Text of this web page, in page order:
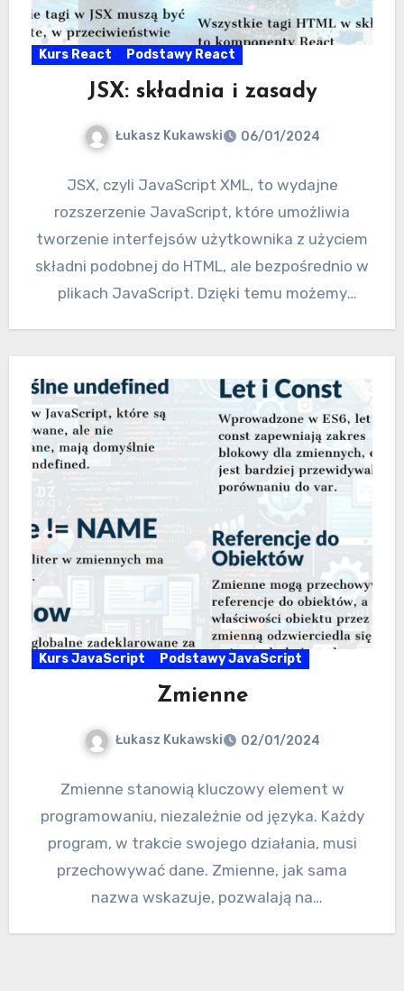
Kurs React Podstawy React
JSX: składnia i zasady
Łukasz Kukawski 06/01/2024
JSX, czyli JavaScript XML, to wydajne
rozszerzenie JavaScript, które umożliwia
tworzenie interfejsów użytkownika z użyciem
składni podobnej do HTML, ale bezpośrednio w
plikach JavaScript. Dzięki temu możemy
Kurs JavaScript Podstawy JavaScript
Zmienne
Łukasz Kukawski 02/01/2024
Zmienne stanowią kluczowy element w
programowaniu, niezależnie od języka. Każdy
program, w trakcie swojego działania, musi
przechowywać dane. Zmienne, jak sama
nazwa wskazuje, pozwalają na